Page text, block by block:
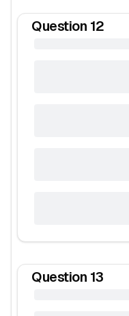
Question 12
Question 13